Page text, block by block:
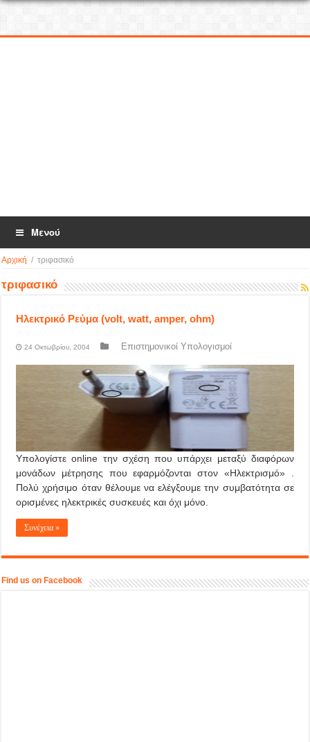
Μενού
Αρχική / τριφασικό
τριφασικό
Ηλεκτρικό Ρεύμα (volt, watt, amper, ohm)
24 Οκτωβρίου, 2004 Επιστημονικοί Υπολογισμοί
Υπολογίστε online την σχέση που υπάρχει μεταξύ διαφόρων
μονάδων μέτρησης που εφαρμόζονται στον «Ηλεκτρισμό» .
Πολύ χρήσιμο όταν θέλουμε να ελέγξουμε την συμβατότητα σε
ορισμένες ηλεκτρικές συσκευές και όχι μόνο.
Συνέχεια »
Find us on Facebook